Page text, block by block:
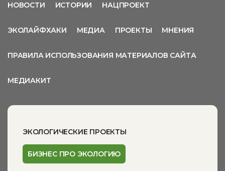
НОВОСТИ ИСТОРИИ НАЦПРОЕКТ
ЭКОЛАЙФХАКИ МЕДИА ПРОЕКТЫ МНЕНИЯ
ПРАВИЛА ИСПОЛЬЗОВАНИЯ МАТЕРИАЛОВ САЙТА
МЕДИАКИТ
ЭКОЛОГИЧЕСКИЕ ПРОЕКТЫ
БИЗНЕС ПРО ЭКОЛОГИЮ